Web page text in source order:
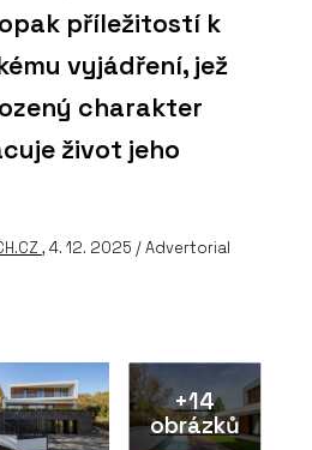
příležitostí k
vyjádření, jež
charakter
život jeho
, 4. 12. 2025 / Advertorial
+14
obrázků